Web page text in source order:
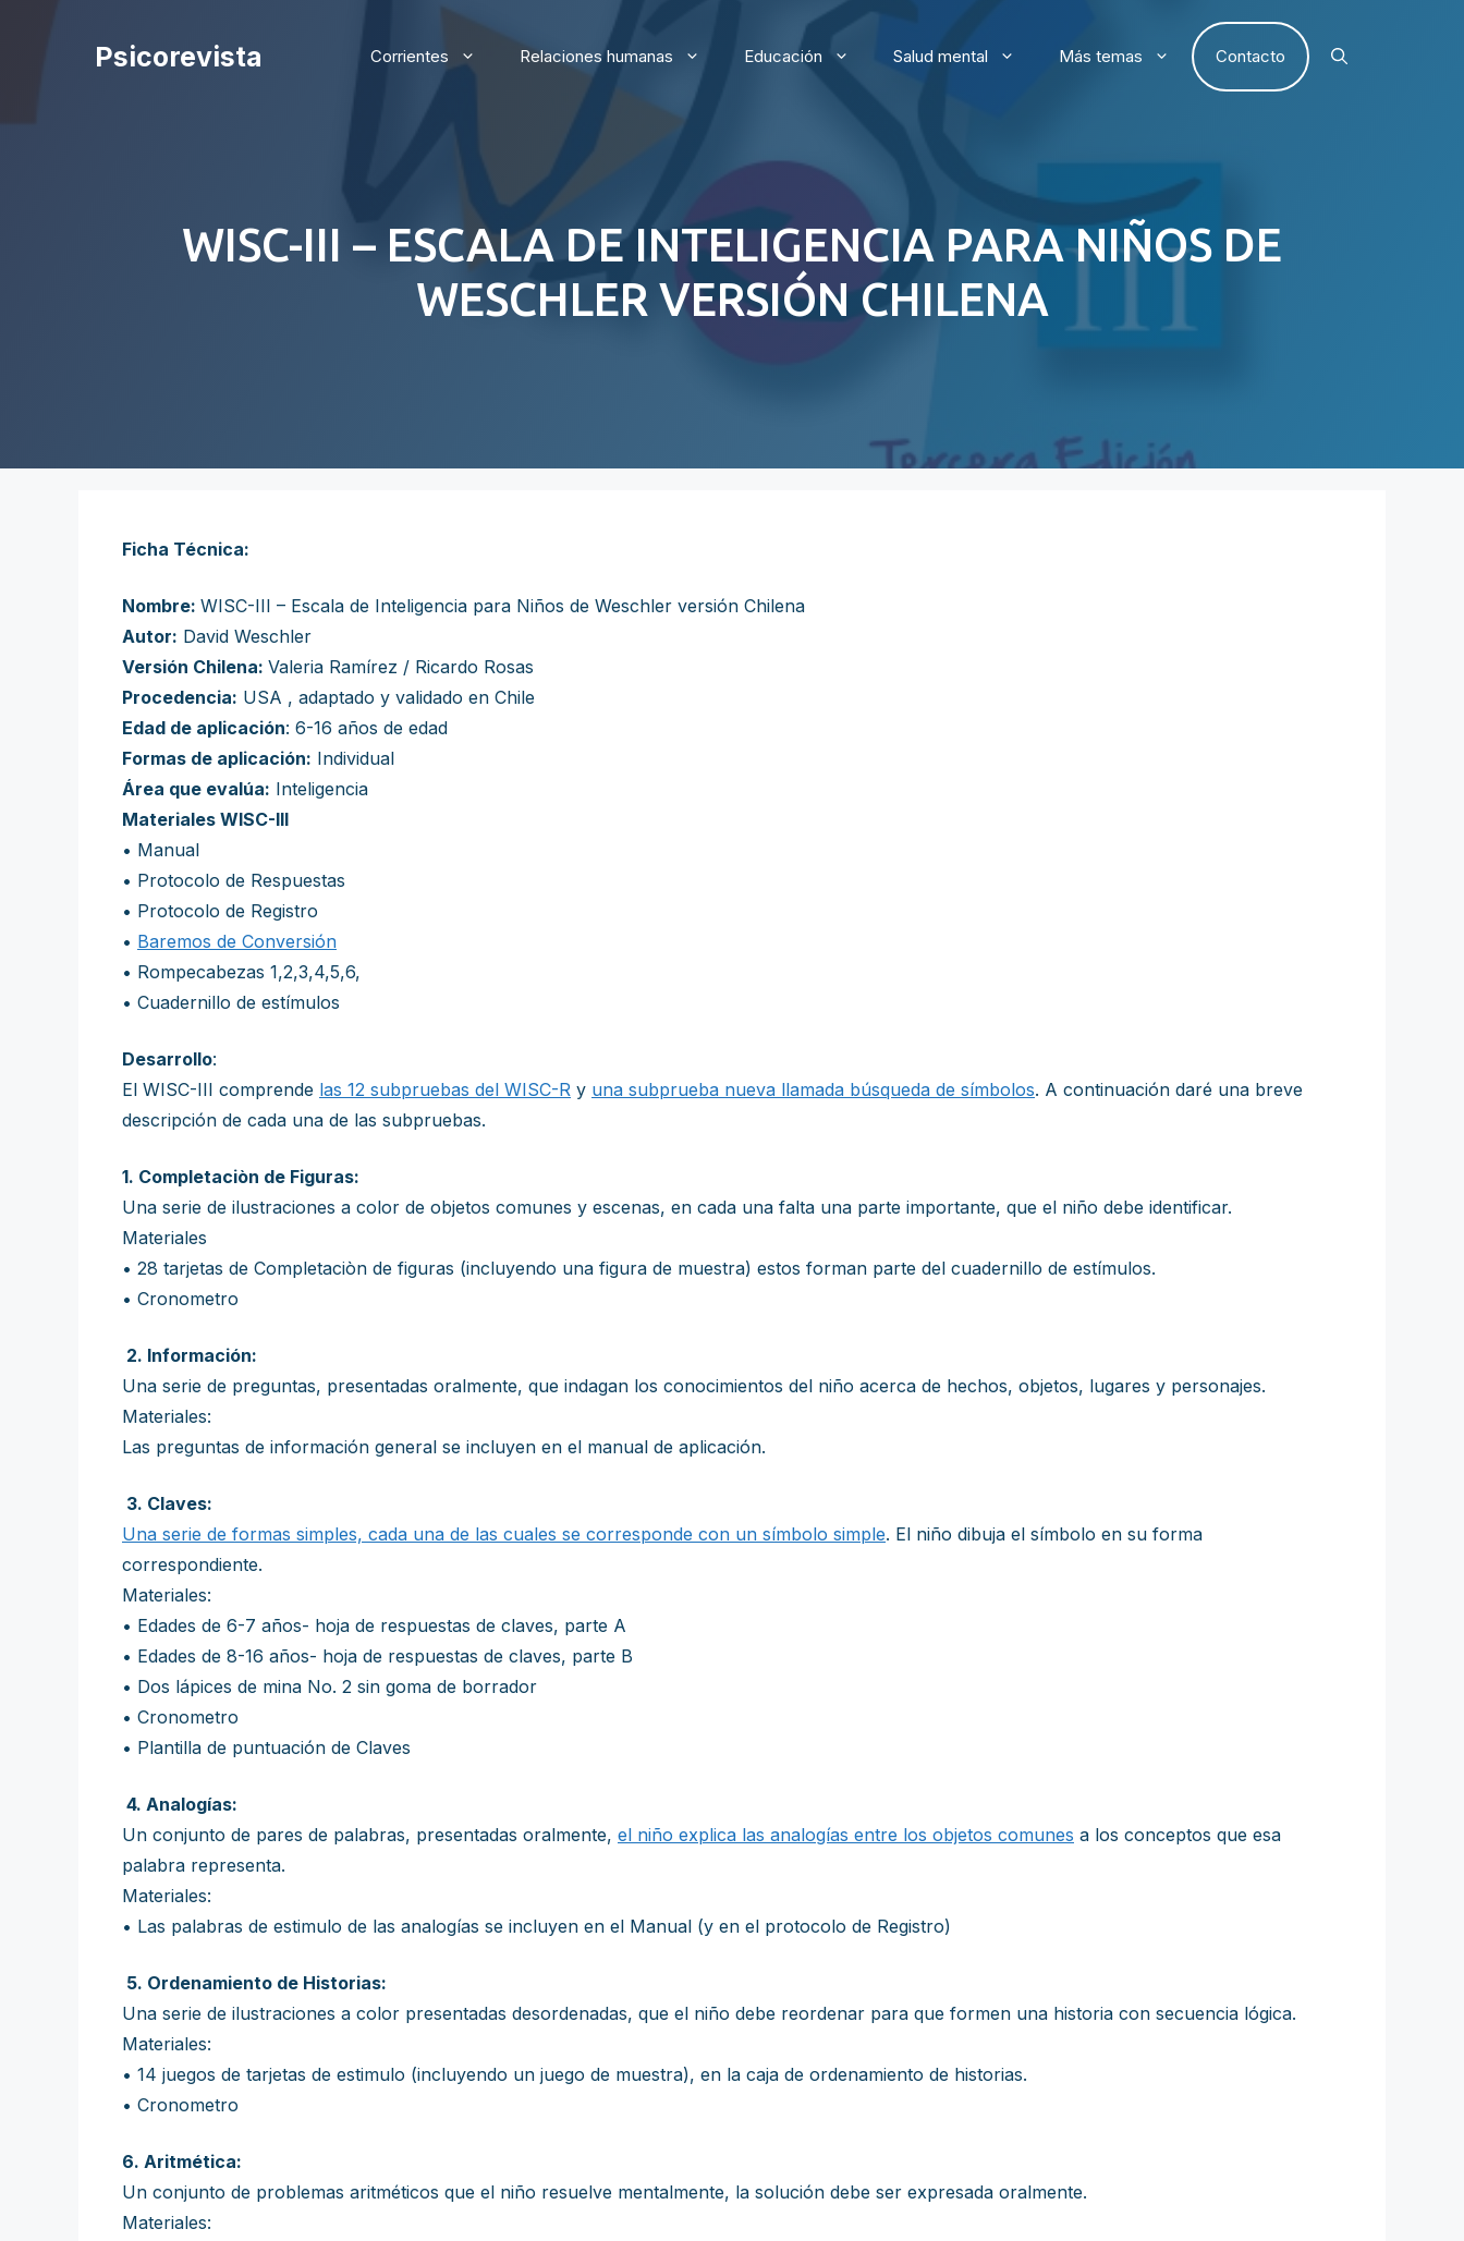
Psicorevista Corrientes Relaciones humanas Educación Salud mental Más temas Contacto
WISC-III – ESCALA DE INTELIGENCIA PARA NIÑOS DE
WESCHLER VERSIÓN CHILENA
Ficha Técnica:
Nombre: WISC-III – Escala de Inteligencia para Niños de Weschler versión Chilena
Autor: David Weschler
Versión Chilena: Valeria Ramírez / Ricardo Rosas
Procedencia: USA , adaptado y validado en Chile
Edad de aplicación: 6-16 años de edad
Formas de aplicación: Individual
Área que evalúa: Inteligencia
Materiales WISC-III
• Manual
• Protocolo de Respuestas
• Protocolo de Registro
• Baremos de Conversión
• Rompecabezas 1,2,3,4,5,6,
• Cuadernillo de estímulos
Desarrollo:
El WISC-III comprende las 12 subpruebas del WISC-R y una subprueba nueva llamada búsqueda de símbolos. A continuación daré una breve
descripción de cada una de las subpruebas.
1. Completaciòn de Figuras:
Una serie de ilustraciones a color de objetos comunes y escenas, en cada una falta una parte importante, que el niño debe identificar.
Materiales
• 28 tarjetas de Completaciòn de figuras (incluyendo una figura de muestra) estos forman parte del cuadernillo de estímulos.
• Cronometro
2. Información:
Una serie de preguntas, presentadas oralmente, que indagan los conocimientos del niño acerca de hechos, objetos, lugares y personajes.
Materiales:
Las preguntas de información general se incluyen en el manual de aplicación.
3. Claves:
Una serie de formas simples, cada una de las cuales se corresponde con un símbolo simple. El niño dibuja el símbolo en su forma
correspondiente.
Materiales:
• Edades de 6-7 años- hoja de respuestas de claves, parte A
• Edades de 8-16 años- hoja de respuestas de claves, parte B
• Dos lápices de mina No. 2 sin goma de borrador
• Cronometro
• Plantilla de puntuación de Claves
4. Analogías:
Un conjunto de pares de palabras, presentadas oralmente, el niño explica las analogías entre los objetos comunes a los conceptos que esa
palabra representa.
Materiales:
• Las palabras de estimulo de las analogías se incluyen en el Manual (y en el protocolo de Registro)
5. Ordenamiento de Historias:
Una serie de ilustraciones a color presentadas desordenadas, que el niño debe reordenar para que formen una historia con secuencia lógica.
Materiales:
• 14 juegos de tarjetas de estimulo (incluyendo un juego de muestra), en la caja de ordenamiento de historias.
• Cronometro
6. Aritmética:
Un conjunto de problemas aritméticos que el niño resuelve mentalmente, la solución debe ser expresada oralmente.
Materiales: